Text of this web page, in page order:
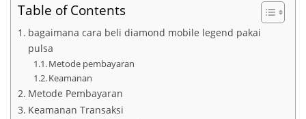
Table of Contents
bagaimana cara beli diamond mobile legend pakai
pulsa
Metode pembayaran
Keamanan
Metode Pembayaran
Keamanan Transaksi